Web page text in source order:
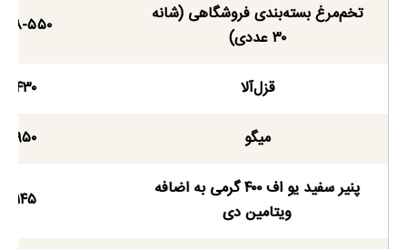
تخم‌مرغ بسته‌بندی فروشگاهی (شانه
۳۰ عددی)
۴۹۸-۵۵۰
قزل‌آلا ۴۳۰
میگو ۹۵۰
پنیر سفید یو اف ۴۰۰ گرمی به اضافه
ویتامین دی
۱۴۵